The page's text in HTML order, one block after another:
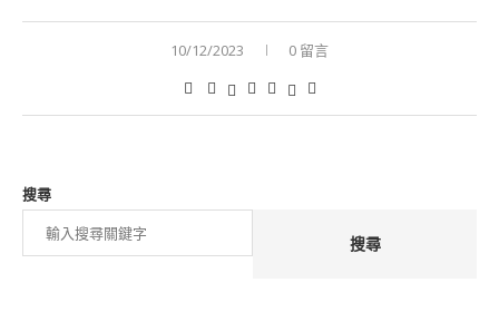
10/12/2023 0 留言
搜尋
搜尋